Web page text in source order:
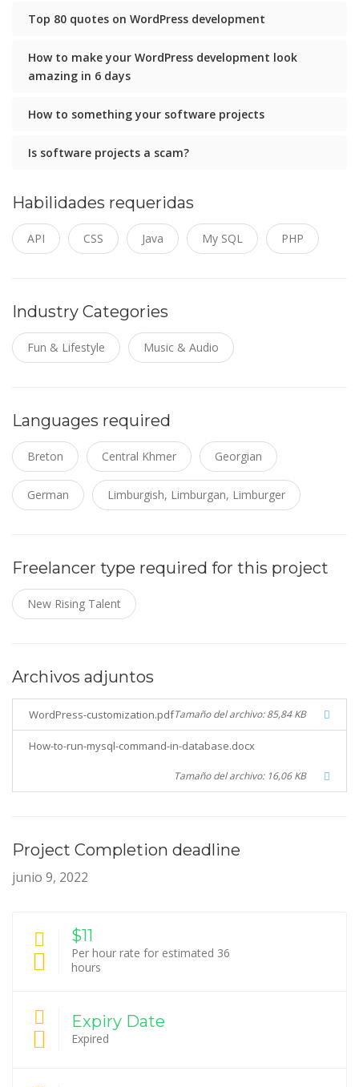
Top 80 quotes on WordPress development
How to make your WordPress development look
amazing in 6 days
How to something your software projects
Is software projects a scam?
Habilidades requeridas
API CSS Java My SQL PHP
Industry Categories
Fun & Lifestyle Music & Audio
Languages required
Breton Central Khmer Georgian
German Limburgish, Limburgan, Limburger
Freelancer type required for this project
New Rising Talent
Archivos adjuntos
WordPress-customization.pdfTamaño del archivo: 85,84 KB
How-to-run-mysql-command-in-database.docx
Tamaño del archivo: 16,06 KB
Project Completion deadline
junio 9, 2022
$11
Per hour rate for estimated 36
hours
Expiry Date
Expired